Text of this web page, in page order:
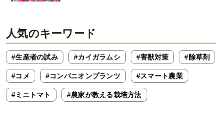
人気のキーワード
#生産者の試み #カイガラムシ #害獣対策 #除草剤
#コメ #コンパニオンプランツ #スマート農業
#ミニトマト #農家が教える栽培方法